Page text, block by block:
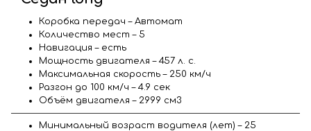
Коробка передач – Автомат
Количество мест – 5
Навигация – есть
Мощность двигателя – 457 л. с.
Максимальная скорость – 250 км/ч
Разгон до 100 км/ч – 4.9 сек
Объём двигателя – 2999 см3
Минимальный возраст водителя (лет) – 25